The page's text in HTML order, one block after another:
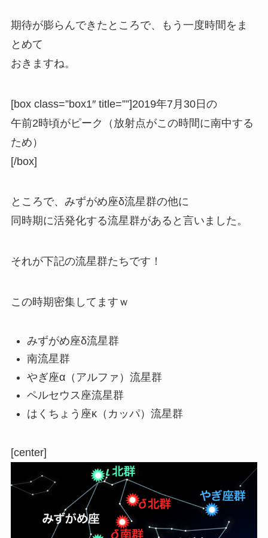
期待が膨らんできたところで、もう一度時間をま
とめて
おきますね。
[box class=”box1″ title=””]2019年7月30日の
午前2時頃がピーク
（放射点がこの時間に南中する
ため）
[/box]
ところで、みずがめ座δ流星群の他に
同時期に活発化する流星群があると言いました。
それが下記の流星群たちです！
この時期密集してますｗ
みずがめ座δ流星群
南流星群
やぎ座α（アルファ）流星群
ペルセウス座流星群
はくちょう座κ（カッパ）流星群
[center]